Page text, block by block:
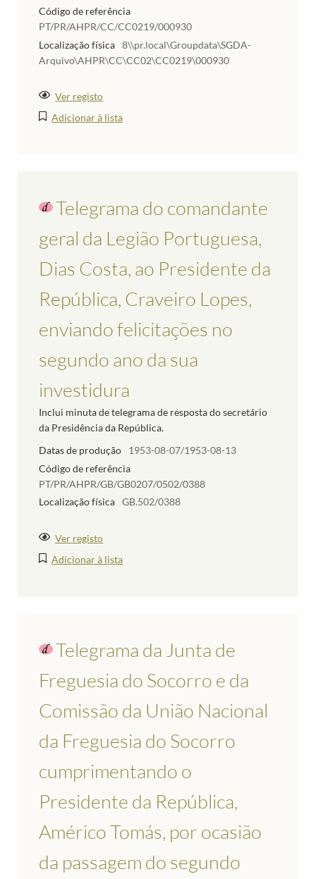
Código de referência
PT/PR/AHPR/CC/CC0219/000930
Localização física 8\\pr.local\Groupdata\SGDA-
Arquivo\AHPR\CC\CC02\CC0219\000930
Ver registo
Adicionar à lista
Telegrama do comandante
geral da Legião Portuguesa,
Dias Costa, ao Presidente da
República, Craveiro Lopes,
enviando felicitações no
segundo ano da sua
investidura
Inclui minuta de telegrama de resposta do secretário
da Presidência da República.
Datas de produção
1953-08-07/1953-08-13
Código de referência
PT/PR/AHPR/GB/GB0207/0502/0388
Localização física GB.502/0388
Ver registo
Adicionar à lista
Telegrama da Junta de
Freguesia do Socorro e da
Comissão da União Nacional
da Freguesia do Socorro
cumprimentando o
Presidente da República,
Américo Tomás, por ocasião
da passagem do segundo